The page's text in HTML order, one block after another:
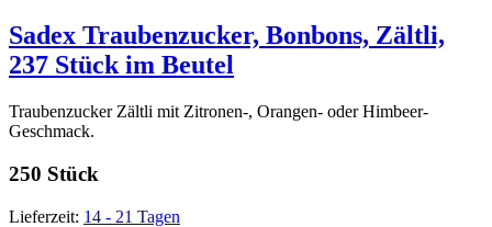
Sadex Traubenzucker, Bonbons, Zältli,
237 Stück im Beutel
Traubenzucker Zältli mit Zitronen-, Orangen- oder Himbeer-
Geschmack.
250 Stück
Lieferzeit: 14 - 21 Tagen